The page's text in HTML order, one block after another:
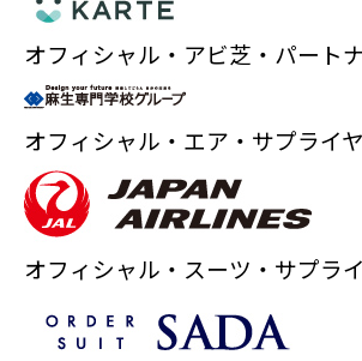
オフィシャル・アビ芝・パート
オフィシャル・エア・サプライ
オフィシャル・スーツ・サプラ